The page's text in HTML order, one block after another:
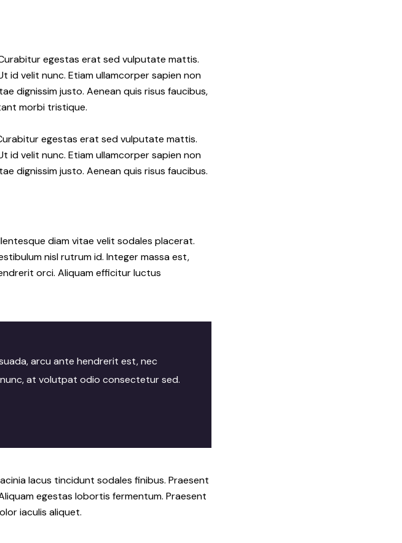
egestas erat sed vulputate mattis.
id velit nunc. Etiam ullamcorper sapien non
dignissim justo. Aenean quis risus faucibus,
morbi tristique.
egestas erat sed vulputate mattis.
id velit nunc. Etiam ullamcorper sapien non
dignissim justo. Aenean quis risus faucibus.
diam vitae velit sodales placerat.
nisl rutrum id. Integer massa est,
orci. Aliquam efficitur luctus
arcu ante hendrerit est, nec
at volutpat odio consectetur sed.
lacus tincidunt sodales finibus. Praesent
egestas lobortis fermentum. Praesent
iaculis aliquet.